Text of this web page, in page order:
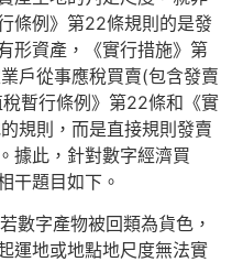
條例》第22條規則的是發
形資產，《實行措施》第
戶從事應稅買賣(包含發賣
暫行條例》第22條和《實
規則，而是直接規則發賣
據此，針對數字經濟買
干題目如下。
數字產物被回類為貨色，
運地或地點地尺度無法實